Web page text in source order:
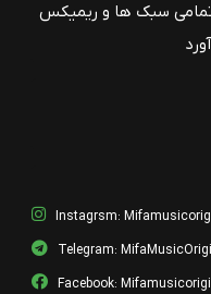
سبک ها و ریمیکس
Instagrsm:
Telegram:
Facebook: